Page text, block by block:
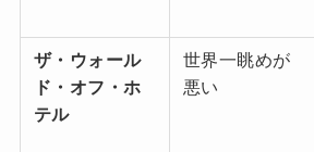
ザ・ウォール
ド・オフ・ホ
テル
世界一眺めが
悪い